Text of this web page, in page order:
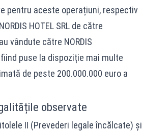
pentru aceste operațiuni, respectiv
HOTEL SRL de către
vândute către NORDIS
fiind puse la dispoziție mai multe
de peste 200.000.000 euro a
observate
II (Prevederi legale încălcate) și